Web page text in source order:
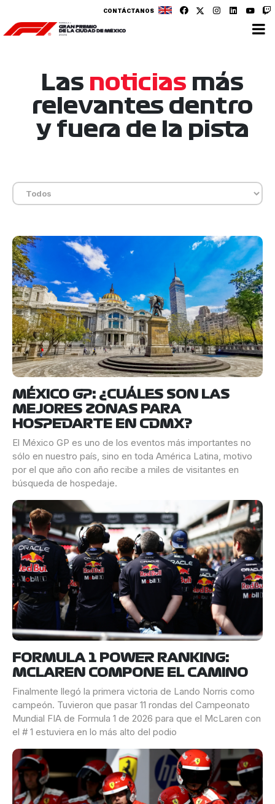
CONTÁCTANOS
Las noticias más
relevantes dentro
y fuera de la pista
MÉXICO GP: ¿CUÁLES SON LAS
MEJORES ZONAS PARA
HOSPEDARTE EN CDMX?
El México GP es uno de los eventos más importantes no
sólo en nuestro país, sino en toda América Latina, motivo
por el que año con año recibe a miles de visitantes en
búsqueda de hospedaje.
FORMULA 1 POWER RANKING:
MCLAREN COMPONE EL CAMINO
Finalmente llegó la primera victoria de Lando Norris como
campeón. Tuvieron que pasar 11 rondas del Campeonato
Mundial FIA de Formula 1 de 2026 para que el McLaren con
el # 1 estuviera en lo más alto del podio